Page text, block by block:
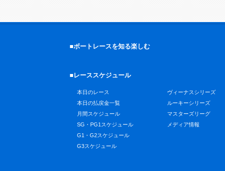
■ボートレースを知る楽しむ
■レーススケジュール
本日のレース
本日の払戻金一覧
月間スケジュール
SG・PG1スケジュール
G1・G2スケジュール
G3スケジュール
ヴィーナスシリーズ
ルーキーシリーズ
マスターズリーグ
メディア情報